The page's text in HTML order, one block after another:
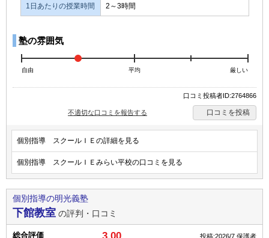
1日あたりの授業時間 2～3時間
塾の雰囲気
自由 平均 厳しい
口コミ投稿者ID:2764866
不適切な口コミを報告する 口コミを投稿
個別指導 スクールＩＥの詳細を見る
個別指導 スクールＩＥみらい平校の口コミを見る
個別指導の明光義塾
下館教室 の評判・口コミ
総合評価 投稿:2026/7 保護者